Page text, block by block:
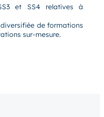
et SS4 relatives à
de formations
sur-mesure.